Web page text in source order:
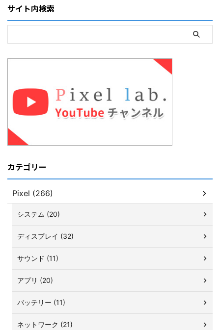
サイト内検索
カテゴリー
Pixel (266)
システム (20)
ディスプレイ (32)
サウンド (11)
アプリ (20)
バッテリー (11)
ネットワーク (21)